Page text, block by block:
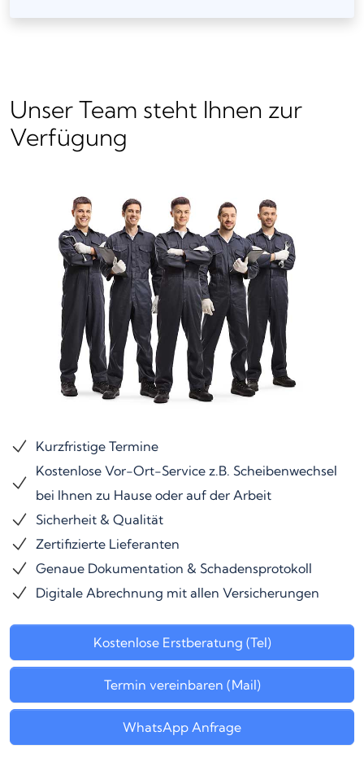
Unser Team steht Ihnen zur
Verfügung
Kurzfristige Termine
Kostenlose Vor-Ort-Service z.B. Scheibenwechsel
bei Ihnen zu Hause oder auf der Arbeit
Sicherheit & Qualität
Zertifizierte Lieferanten
Genaue Dokumentation & Schadensprotokoll
Digitale Abrechnung mit allen Versicherungen
Kostenlose Erstberatung (Tel)
Termin vereinbaren (Mail)
WhatsApp Anfrage